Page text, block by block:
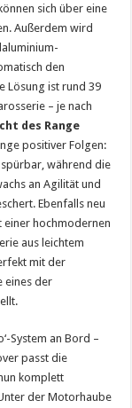
sich über eine
Außerdem wird
den
Lösung ist rund 39
– je nach
des Range
positiver Folgen:
während die
an Agilität und
Ebenfalls neu
einer hochmodernen
aus leichtem
mit der
eines der
System an Bord –
passt die
komplett
der Motorhaube